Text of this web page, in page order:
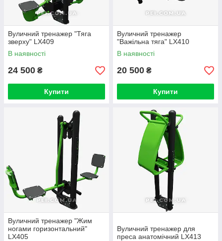
Вуличний тренажер "Тяга
зверху" LX409
В наявності
24 500 ₴
Купити
Вуличний тренажер
"Важільна тяга" LX410
В наявності
20 500 ₴
Купити
Вуличний тренажер "Жим
ногами горизонтальний"
LX405
Вуличний тренажер для
преса анатомічний LX413